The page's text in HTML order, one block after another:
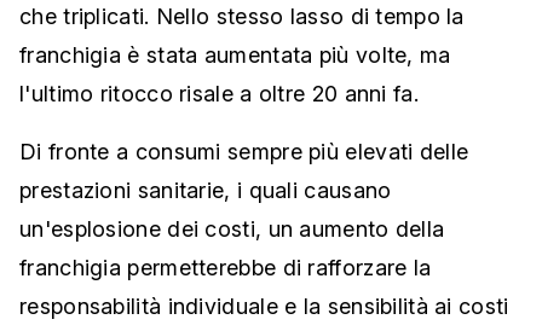
che triplicati. Nello stesso lasso di tempo la
franchigia è stata aumentata più volte, ma
l'ultimo ritocco risale a oltre 20 anni fa.
Di fronte a consumi sempre più elevati delle
prestazioni sanitarie, i quali causano
un'esplosione dei costi, un aumento della
franchigia permetterebbe di rafforzare la
responsabilità individuale e la sensibilità ai costi